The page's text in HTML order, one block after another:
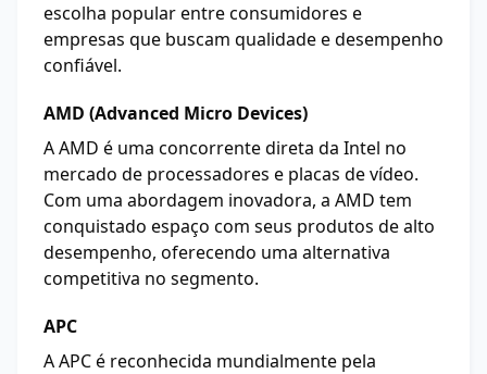
escolha popular entre consumidores e
empresas que buscam qualidade e desempenho
confiável.
AMD (Advanced Micro Devices)
A AMD é uma concorrente direta da Intel no
mercado de processadores e placas de vídeo.
Com uma abordagem inovadora, a AMD tem
conquistado espaço com seus produtos de alto
desempenho, oferecendo uma alternativa
competitiva no segmento.
APC
A APC é reconhecida mundialmente pela